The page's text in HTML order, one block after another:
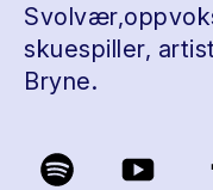
skuespiller,
Bryne.